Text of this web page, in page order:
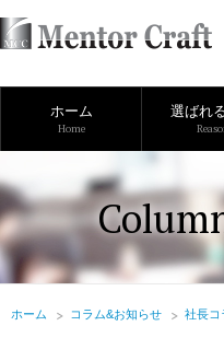
ホーム
Home
選ばれ
ホーム コラム&お知らせ 社長コ